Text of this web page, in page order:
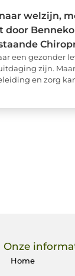
welzijn,
door
een gezonder
zijn.
en zorg
Onze
Home